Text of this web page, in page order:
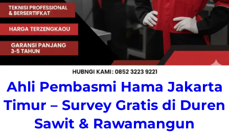
Ahli Pembasmi Hama Jakarta
Timur – Survey Gratis di Duren
Sawit & Rawamangun